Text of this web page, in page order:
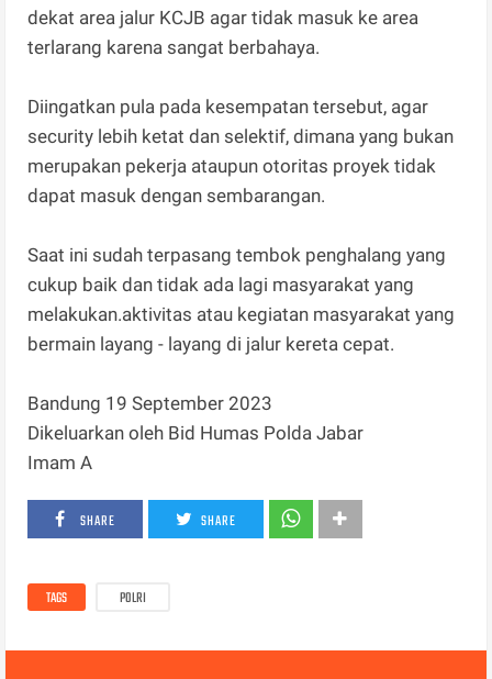
dekat area jalur KCJB agar tidak masuk ke area
terlarang karena sangat berbahaya.
Diingatkan pula pada kesempatan tersebut, agar
security lebih ketat dan selektif, dimana yang bukan
merupakan pekerja ataupun otoritas proyek tidak
dapat masuk dengan sembarangan.
Saat ini sudah terpasang tembok penghalang yang
cukup baik dan tidak ada lagi masyarakat yang
melakukan.aktivitas atau kegiatan masyarakat yang
bermain layang - layang di jalur kereta cepat.
Bandung 19 September 2023
Dikeluarkan oleh Bid Humas Polda Jabar
Imam A
SHARE SHARE
TAGS POLRI